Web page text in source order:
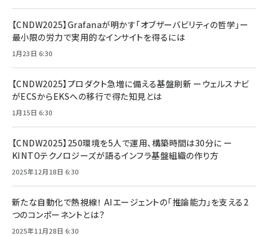
【CNDW2025】Grafanaが明かす「オブザーバビリティの哲学」ー
最小限の労力で実用的なインサイトを得るには
1月23日 6:30
【CNDW2025】プロダクト急増に備える基盤刷新 ーウェルスナビ
がECSからEKSへの移行で得た知見とは
1月15日 6:30
【CNDW2025】250環境を5人で運用、構築時間は30分に ー
KINTOテクノロジーズが語るインフラ基盤組織の作り方
2025年12月18日 6:30
新たな自動化で熱視線！ AIエージェントの「推論能力」を支える2
つのコンポーネントとは？
2025年11月28日 6:30